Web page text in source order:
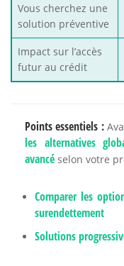
Vous cherchez une
solution préventive
Impact sur l’accès
futur au crédit
Points essentiels :
les alternatives
avancé selon votre
Comparer les
surendettement
Solutions